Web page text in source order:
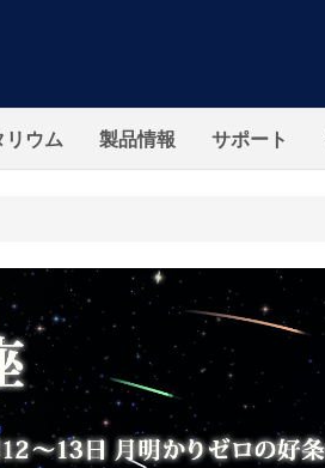
リウム 製品情報 サポート